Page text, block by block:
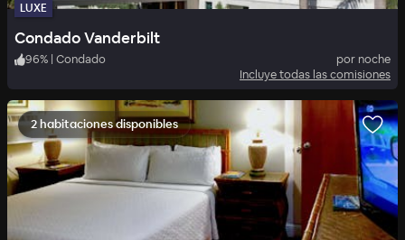
LUXE
Condado Vanderbilt
96% | Condado
por noche
Incluye todas las comisiones
2 habitaciones disponibles